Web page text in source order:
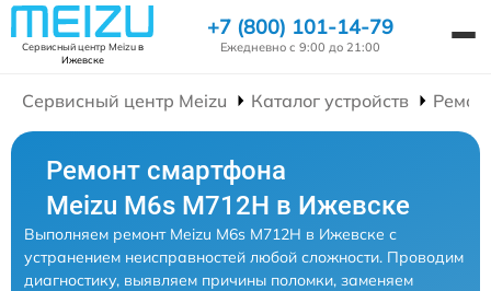
Сервисный центр Meizuв
Ижевске
+7 (800) 101-14-79
Ежедневно с 9:00 до 21:00
Сервисный центр Meizu Каталог устройств
Ремонт смартфона
Meizu M6s M712H в Ижевске
Выполняем ремонт Meizu M6s M712H в Ижевске с
устранением неисправностей любой сложности. Проводим
диагностику, выявляем причины поломки, заменяем